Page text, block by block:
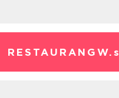
RESTAURANGW.